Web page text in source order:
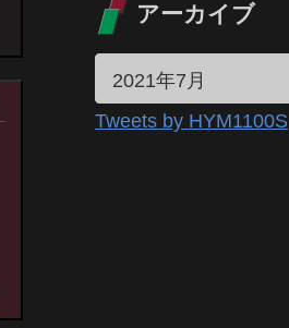
アーカイブ
Tweets by HYM1100S